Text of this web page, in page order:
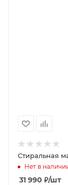
Стиральная
Нет в
31 990 ₽/шт